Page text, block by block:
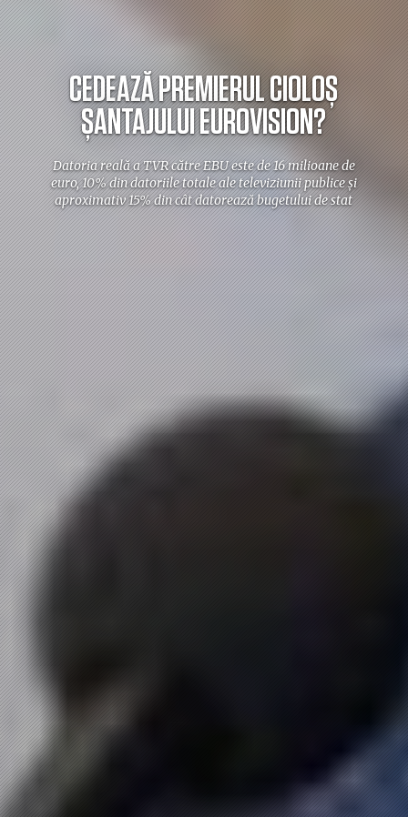
CEDEAZĂ PREMIERUL CIOLOȘ
ȘANTAJULUI EUROVISION?
Datoria reală a TVR către EBU este de 16 milioane de
euro, 10% din datoriile totale ale televiziunii publice și
aproximativ 15% din cât datorează bugetului de stat